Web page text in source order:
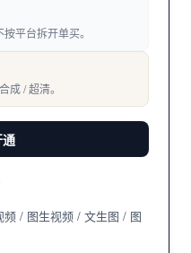
平台拆开单买。
成 / 超清。
/ 图生视频 / 文生图 / 图